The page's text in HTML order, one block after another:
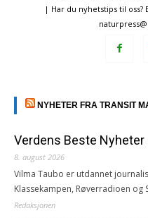
| Har du nyhetstips til oss?
NYHETER FRA TRANSIT
Verdens Beste
8. august 2026
Vilma Taubo er utdannet
Klassekampen, Røverradioen og
Redaksjonen